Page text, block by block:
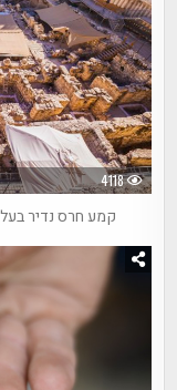
4118
קמע חרס נדיר